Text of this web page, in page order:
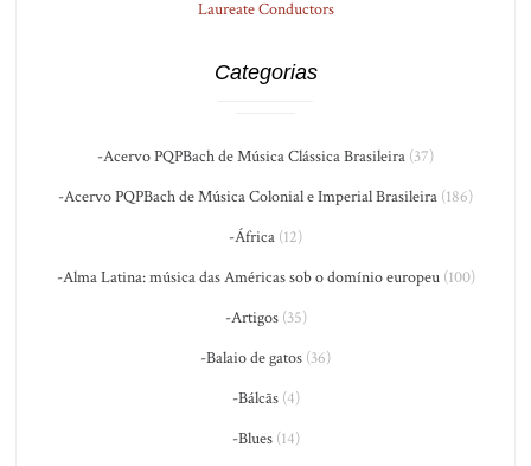
Laureate Conductors
Categorias
-Acervo PQPBach de Música Clássica Brasileira (37)
-Acervo PQPBach de Música Colonial e Imperial Brasileira (186)
-África (12)
-Alma Latina: música das Américas sob o domínio europeu(100)
-Artigos(35)
-Balaio de gatos (36)
-Bálcãs(4)
-Blues(14)